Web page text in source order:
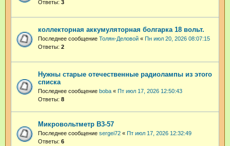
Ответы: 3
коллекторная аккумуляторная болгарка 18 вольт.
Последнее сообщение Толян-Деловой « Пн июл 20, 2026 08:07:15
Ответы: 2
Нужны старые отечественные радиолампы из этого
списка
Последнее сообщение boba « Пт июл 17, 2026 12:50:43
Ответы: 8
Микровольтметр В3-57
Последнее сообщение sergei72 « Пт июл 17, 2026 12:32:49
Ответы: 6